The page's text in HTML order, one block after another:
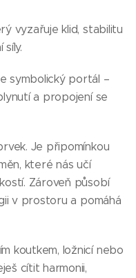
vyzařuje klid, stabilitu
síly.
symbolický portál –
a propojení se
Je připomínkou
které nás učí
Zároveň působí
v prostoru a pomáhá
koutkem, ložnicí nebo
cítit harmonii,